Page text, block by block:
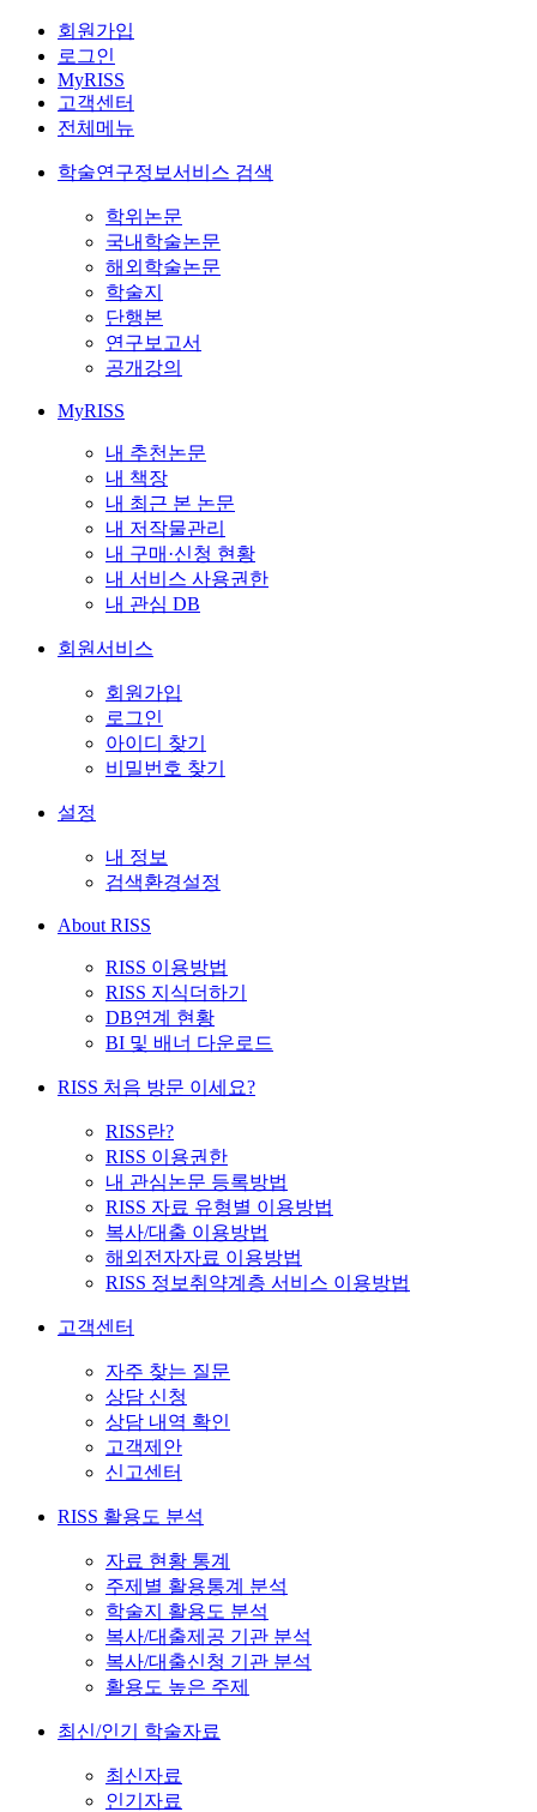
회원가입
로그인
MyRISS
고객센터
전체메뉴
학술연구정보서비스 검색
학위논문
국내학술논문
해외학술논문
학술지
단행본
연구보고서
공개강의
MyRISS
내 추천논문
내 책장
내 최근 본 논문
내 저작물관리
내 구매·신청 현황
내 서비스 사용권한
내 관심 DB
회원서비스
회원가입
로그인
아이디 찾기
비밀번호 찾기
설정
내 정보
검색환경설정
About RISS
RISS 이용방법
RISS 지식더하기
DB연계 현황
BI 및 배너 다운로드
RISS 처음 방문 이세요?
RISS란?
RISS 이용권한
내 관심논문 등록방법
RISS 자료 유형별 이용방법
복사/대출 이용방법
해외전자자료 이용방법
RISS 정보취약계층 서비스 이용방법
고객센터
자주 찾는 질문
상담 신청
상담 내역 확인
고객제안
신고센터
RISS 활용도 분석
자료 현황 통계
주제별 활용통계 분석
학술지 활용도 분석
복사/대출제공 기관 분석
복사/대출신청 기관 분석
활용도 높은 주제
최신/인기 학술자료
최신자료
인기자료